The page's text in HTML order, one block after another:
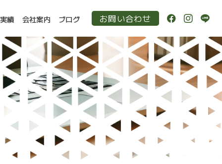
績 会社案内 ブログ お問い合わせ